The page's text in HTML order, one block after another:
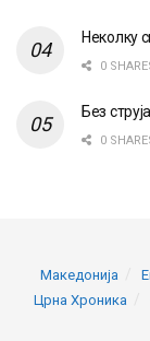
Неколку
0
Без
0
Македонија
Црна Хроника